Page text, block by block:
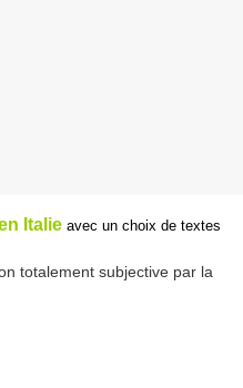
Italie avec un choix de textes
totalement subjective par la